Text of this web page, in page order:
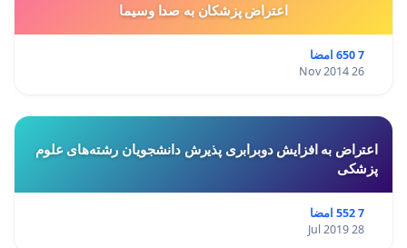
اعتراض پزشكان به صدا وسيما
7 650 امضا
26 Nov 2014
اعتراض به افزایش دوبرابری پذیرش دانشجویان رشته‌های علوم
پزشکی
7 552 امضا
28 Jul 2019